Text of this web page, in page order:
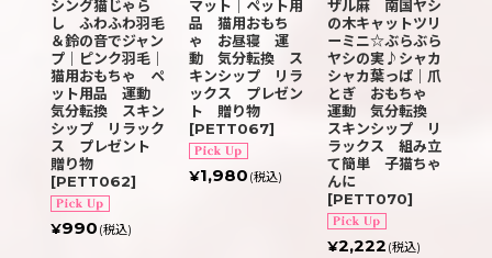
シング猫じゃら
し ふわふわ羽毛
＆鈴の音でジャン
プ｜ピンク羽毛｜
猫用おもちゃ ペ
ット用品 運動
気分転換 スキン
シップ リラック
ス プレゼント
贈り物
[PETT062]
¥990 (税込)
マット｜ペット用
品 猫用おもち
ゃ お昼寝 運
動 気分転換 ス
キンシップ リラ
ックス プレゼン
ト 贈り物
[PETT067]
¥1,980 (税込)
ザル麻 南国ヤシ
の木キャットツリ
ーミニ☆ぶらぶら
ヤシの実♪シャカ
シャカ葉っぱ｜爪
とぎ おもちゃ
運動 気分転換
スキンシップ リ
ラックス 組み立
て簡単 子猫ちゃ
んに
[PETT070]
¥2,222 (税込)